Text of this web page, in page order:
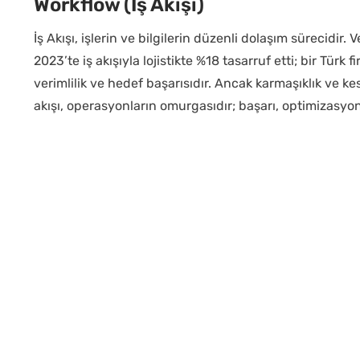
Workflow (İş Akışı)
İş Akışı, işlerin ve bilgilerin düzenli dolaşım sürecidir.
2023’te iş akışıyla lojistikte %18 tasarruf etti; bir Türk
verimlilik ve hedef başarısıdır. Ancak karmaşıklık ve
akışı, operasyonların omurgasıdır; başarı,